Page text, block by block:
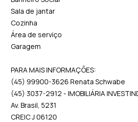
Sala de jantar
Cozinha
Área de serviço
Garagem
PARA MAIS INFORMAÇÕES:
(45) 99900-3626 Renata Schwabe
(45) 3037-2912 - IMOBILIÁRIA
Av. Brasil, 5231
CREIC J 06120